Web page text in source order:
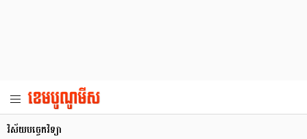
វិស័យបច្ចេកវិទ្យា